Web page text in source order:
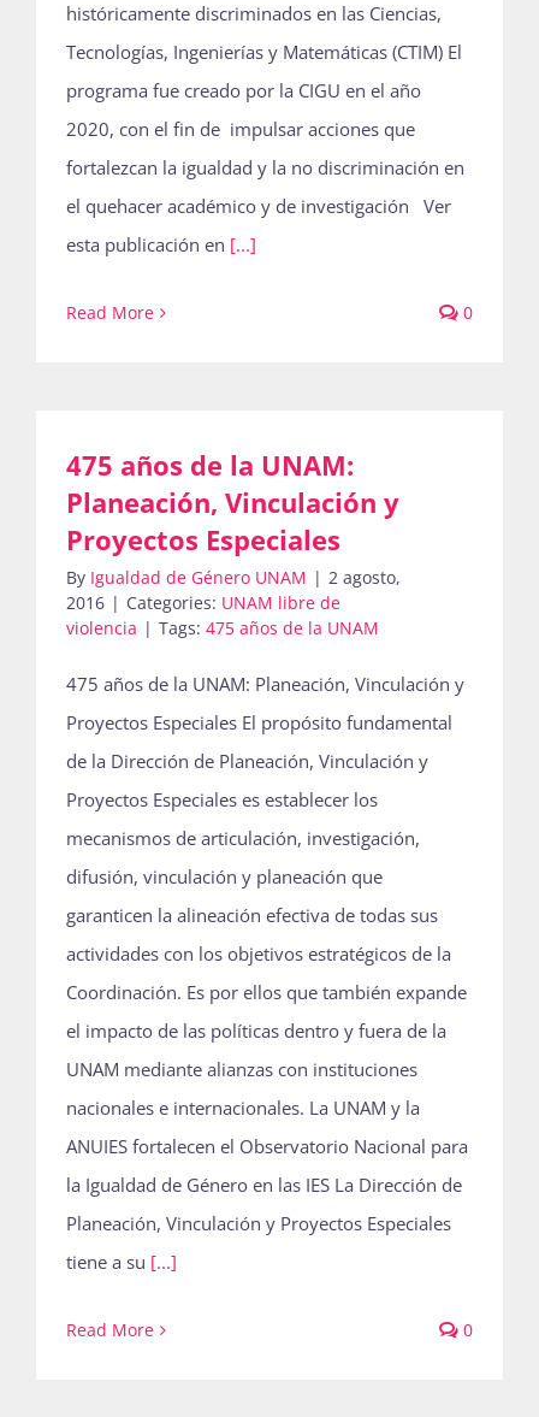
históricamente discriminados en las Ciencias,
Tecnologías, Ingenierías y Matemáticas (CTIM) El
programa fue creado por la CIGU en el año
2020, con el fin de impulsar acciones que
fortalezcan la igualdad y la no discriminación en
el quehacer académico y de investigación Ver
esta publicación en [...]
Read More 0
475 años de la UNAM:
Planeación, Vinculación y
Proyectos Especiales
By Igualdad de Género UNAM | 2 agosto,
2016 | Categories: UNAM libre de
violencia | Tags: 475 años de la UNAM
475 años de la UNAM: Planeación, Vinculación y
Proyectos Especiales El propósito fundamental
de la Dirección de Planeación, Vinculación y
Proyectos Especiales es establecer los
mecanismos de articulación, investigación,
difusión, vinculación y planeación que
garanticen la alineación efectiva de todas sus
actividades con los objetivos estratégicos de la
Coordinación. Es por ellos que también expande
el impacto de las políticas dentro y fuera de la
UNAM mediante alianzas con instituciones
nacionales e internacionales. La UNAM y la
ANUIES fortalecen el Observatorio Nacional para
la Igualdad de Género en las IES La Dirección de
Planeación, Vinculación y Proyectos Especiales
tiene a su [...]
Read More 0